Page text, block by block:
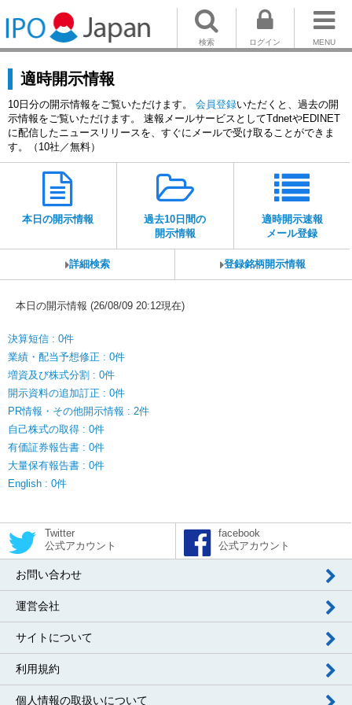
MENU
ログイン
検索
適時開示情報
10日分の開示情報をご覧いただけます。 会員登録いただくと、過去の開
示情報をご覧いただけます。 速報メールサービスとしてTdnetやEDINET
に配信したニュースリリースを、すぐにメールで受け取ることができま
す。（10社／無料）
本日の開示情報
過去10日間の
開示情報
適時開示速報
メール登録
詳細検索 登録銘柄開示情報
本日の開示情報 (26/08/09 20:12現在)
決算短信 : 0件
業績・配当予想修正 : 0件
増資及び株式分割 : 0件
開示資料の追加訂正 : 0件
PR情報・その他開示情報 : 2件
自己株式の取得 : 0件
有価証券報告書 : 0件
大量保有報告書 : 0件
English : 0件
Twitter
公式アカウント
facebook
公式アカウント
お問い合わせ
運営会社
サイトについて
利用規約
個人情報の取扱いについて